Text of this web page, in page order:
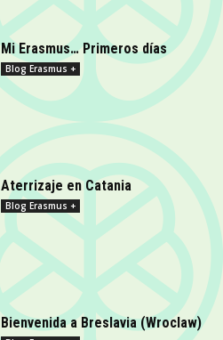
Mi Erasmus… Primeros días
Blog Erasmus +
Aterrizaje en Catania
Blog Erasmus +
Bienvenida a Breslavia (Wroclaw)